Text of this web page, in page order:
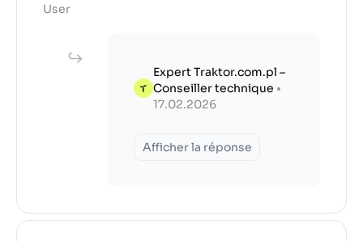
User
Expert Traktor.com.pl –
Conseiller technique •
17.02.2026
Afficher la réponse